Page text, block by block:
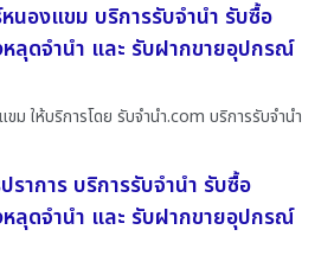
นองแขม บริการรับจำนำ รับซื้อ
ลุดจำนำ และ รับฝากขายอุปกรณ์
ม ให้บริการโดย รับจํานํา.com บริการรับจำนำ
ราการ บริการรับจำนำ รับซื้อ
ลุดจำนำ และ รับฝากขายอุปกรณ์